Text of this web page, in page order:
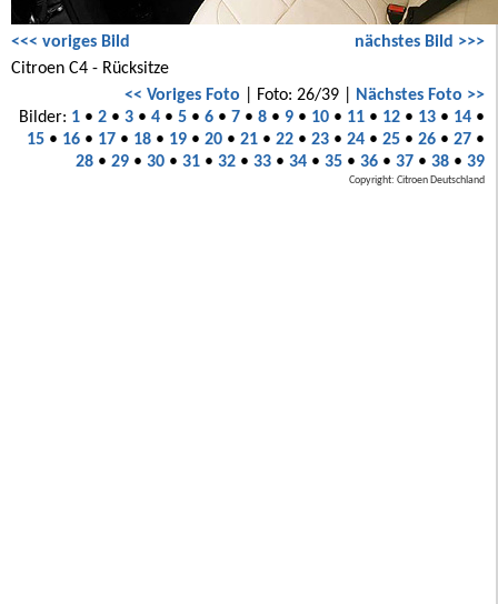
<<< voriges Bild
nächstes Bild >>>
Citroen C4 - Rücksitze
<< Voriges Foto | Foto: 26/39 |
Nächstes Foto >>
Bilder: 1• 2• 3• 4• 5• 6• 7• 8• 9• 10• 11• 12• 13• 14•
15• 16• 17• 18• 19• 20• 21• 22• 23• 24• 25• 26• 27•
28• 29• 30• 31• 32• 33• 34• 35• 36• 37• 38• 39
Copyright: Citroen Deutschland